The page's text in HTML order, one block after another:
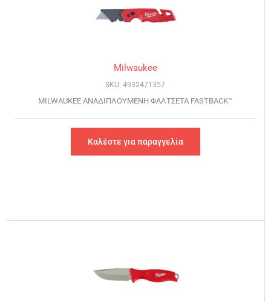
Milwaukee
SKU: 4932471357
MILWAUKEE ΑΝΑΔΙΠΛΟΥΜΕΝH ΦΑΛΤΣΕΤΑ FASTBACK™
Καλέστε για παραγγελία